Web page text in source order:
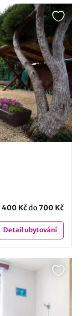
400 Kčdo700 Kč
Detailubytování